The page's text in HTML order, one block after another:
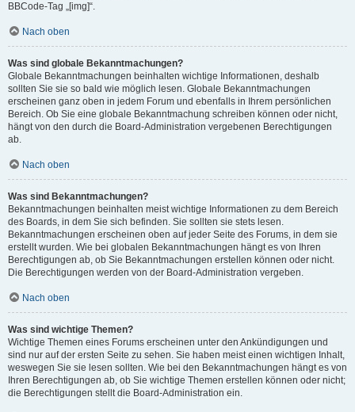
BBCode-Tag „[img]“.
Nach oben
Was sind globale Bekanntmachungen?
Globale Bekanntmachungen beinhalten wichtige Informationen, deshalb
sollten Sie sie so bald wie möglich lesen. Globale Bekanntmachungen
erscheinen ganz oben in jedem Forum und ebenfalls in Ihrem persönlichen
Bereich. Ob Sie eine globale Bekanntmachung schreiben können oder nicht,
hängt von den durch die Board-Administration vergebenen Berechtigungen
ab.
Nach oben
Was sind Bekanntmachungen?
Bekanntmachungen beinhalten meist wichtige Informationen zu dem Bereich
des Boards, in dem Sie sich befinden. Sie sollten sie stets lesen.
Bekanntmachungen erscheinen oben auf jeder Seite des Forums, in dem sie
erstellt wurden. Wie bei globalen Bekanntmachungen hängt es von Ihren
Berechtigungen ab, ob Sie Bekanntmachungen erstellen können oder nicht.
Die Berechtigungen werden von der Board-Administration vergeben.
Nach oben
Was sind wichtige Themen?
Wichtige Themen eines Forums erscheinen unter den Ankündigungen und
sind nur auf der ersten Seite zu sehen. Sie haben meist einen wichtigen Inhalt,
weswegen Sie sie lesen sollten. Wie bei den Bekanntmachungen hängt es von
Ihren Berechtigungen ab, ob Sie wichtige Themen erstellen können oder nicht;
die Berechtigungen stellt die Board-Administration ein.